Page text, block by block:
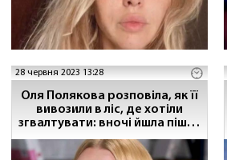
28 червня 2023 13:28
Оля Полякова розповіла, як її
вивозили в ліс, де хотіли
згвалтувати: вночі йшла пішки
в місто